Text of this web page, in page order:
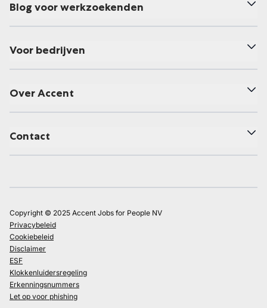
Blog voor werkzoekenden
Voor bedrijven
Over Accent
Contact
Copyright © 2025 Accent Jobs for People NV
Privacybeleid
Cookiebeleid
Disclaimer
ESF
Klokkenluidersregeling
Erkenningsnummers
Let op voor phishing